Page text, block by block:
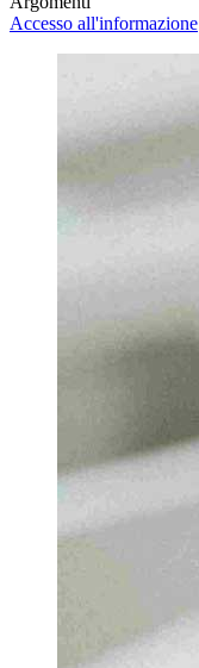
Accesso all'informazione